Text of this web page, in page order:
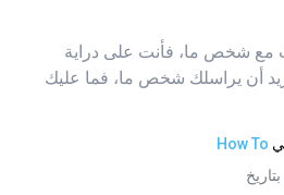
مع شخص ما، فأنت على دراية
أن يراسلك شخص ما، فما عليك
How To